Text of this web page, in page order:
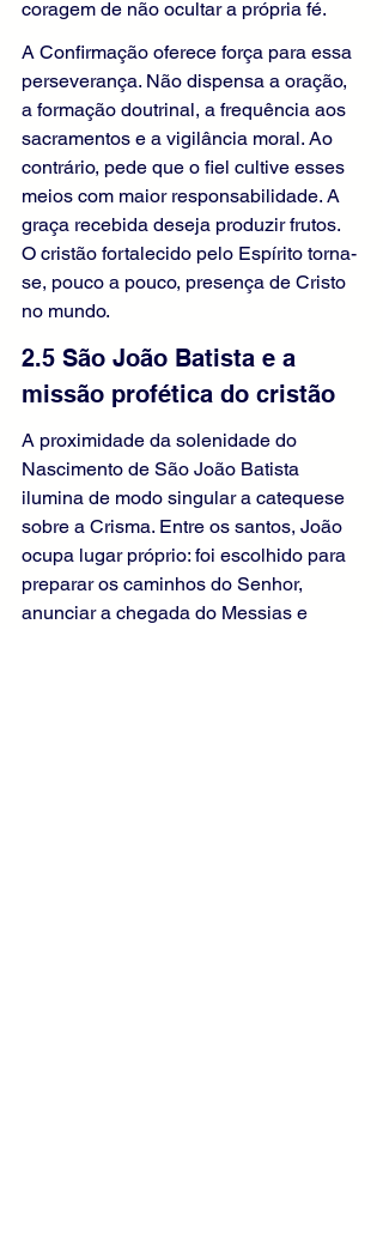
coragem de não ocultar a própria fé.
A Confirmação oferece força para essa
perseverança. Não dispensa a oração,
a formação doutrinal, a frequência aos
sacramentos e a vigilância moral. Ao
contrário, pede que o fiel cultive esses
meios com maior responsabilidade. A
graça recebida deseja produzir frutos.
O cristão fortalecido pelo Espírito torna-
se, pouco a pouco, presença de Cristo
no mundo.
2.5 São João Batista e a
missão profética do cristão
A proximidade da solenidade do
Nascimento de São João Batista
ilumina de modo singular a catequese
sobre a Crisma. Entre os santos, João
ocupa lugar próprio: foi escolhido para
preparar os caminhos do Senhor,
anunciar a chegada do Messias e